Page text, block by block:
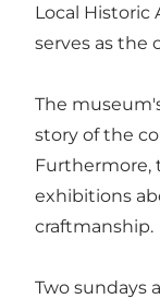
Local Historic
serves as the
The
story of the
Furthermore,
exhibitions
craftmanship.
Two sundays